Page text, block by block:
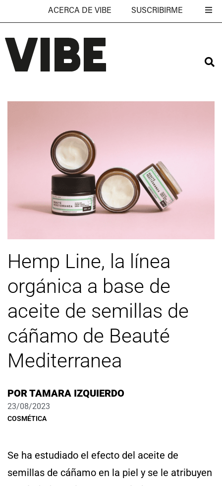
ACERCA DE VIBE SUSCRIBIRME
Hemp Line, la línea
orgánica a base de
aceite de semillas de
cáñamo de Beauté
Mediterranea
PORTAMARA IZQUIERDO
23/08/2023
COSMÉTICA
Se ha estudiado el efecto del aceite de
semillas de cáñamo en la piel y se le atribuyen